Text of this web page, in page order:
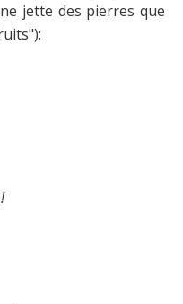
jette des pierres que